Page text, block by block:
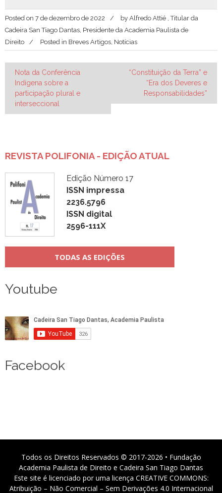
Posted on 7 de dezembro de 2022 by Alfredo Attié , Titular da
Cadeira San Tiago Dantas, Presidente da Academia Paulista de
Direito
Posted in Breves Artigos Notícias
Navegação
de
Post
Nota da Conferência
Indígena sobre a
participação plural e
interseccional
“Constituição da Terra” e
“Era dos Deveres e
Responsabilidades”
REVISTA POLIFONIA - EDIÇÃO ATUAL
Edição Número 17
ISSN impressa
2236.5796
ISSN digital
2596-111X
TODAS AS EDIÇÕES
Youtube
Facebook
Todos os Direitos Reservados © 2017-2026 • Fundação
Academia Paulista de Direito e Cadeira San Tiago Dantas
Este site é licenciado por uma licença CREATIVE COMMONS:
Atribuição – Não Comercial – Sem Derivações 4.0 Internacional